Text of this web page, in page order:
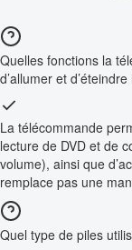
Quelles fonctions la
d’allumer et
La télécommande
lecture de DVD et de
volume), ainsi que
remplace pas une
Quel type de piles